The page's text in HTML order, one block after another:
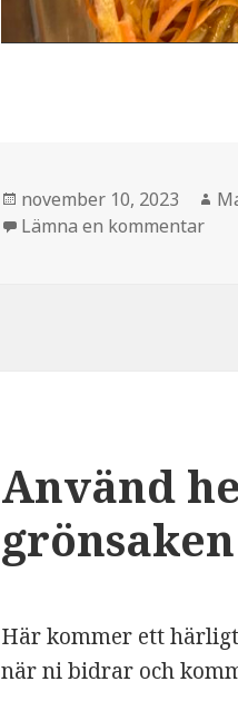
Postat
november 10, 2023
Lämna en kommentartill
Använd
grönsaken
Här kommer ett
när ni bidrar och